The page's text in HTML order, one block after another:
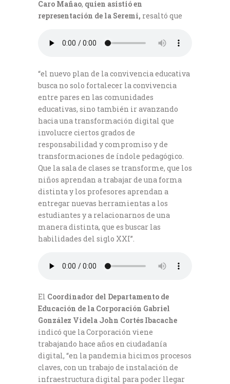
Caro Mañao, quien asistió en
representación de la Seremi, resaltó que
“el nuevo plan de la convivencia educativa
busca no solo fortalecer la convivencia
entre pares en las comunidades
educativas, sino también ir avanzando
hacia una transformación digital que
involucre ciertos grados de
responsabilidad y compromiso y de
transformaciones de índole pedagógico.
Que la sala de clases se transforme, que los
niños aprendan a trabajar de una forma
distinta y los profesores aprendan a
entregar nuevas herramientas a los
estudiantes y a relacionarnos de una
manera distinta, que es buscar las
habilidades del siglo XXI”.
El Coordinador del Departamento de
Educación de la Corporación Gabriel
González Videla John Cortés Ibacache
indicó que la Corporación viene
trabajando hace años en ciudadanía
digital, “en la pandemia hicimos procesos
claves, con un trabajo de instalación de
infraestructura digital para poder llegar